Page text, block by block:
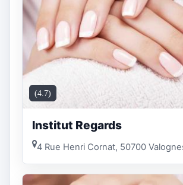
(4.7)
Institut Regards
4 Rue Henri Cornat, 50700